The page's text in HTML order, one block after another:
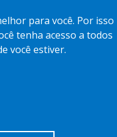
para você. Por isso
tenha acesso a todos
você estiver.